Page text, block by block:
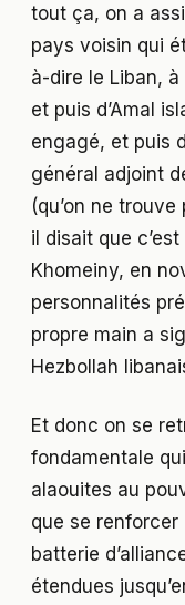
tout ça, on a
pays voisin qui
à-dire le Liban,
et puis d’Amal
engagé, et puis
général adjoint
(qu’on ne
il disait que
Khomeiny, en
personnalités
propre main a
Hezbollah
Et donc on se
fondamentale
alaouites au
que se
batterie
étendues